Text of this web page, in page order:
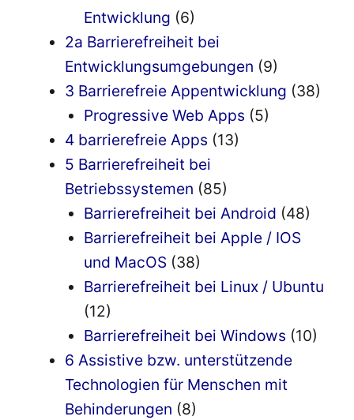
Entwicklung (6)
2a Barrierefreiheit bei
Entwicklungsumgebungen (9)
3 Barrierefreie Appentwicklung (38)
Progressive Web Apps (5)
4 barrierefreie Apps (13)
5 Barrierefreiheit bei
Betriebssystemen (85)
Barrierefreiheit bei Android (48)
Barrierefreiheit bei Apple / IOS
und MacOS (38)
Barrierefreiheit bei Linux / Ubuntu
(12)
Barrierefreiheit bei Windows (10)
6 Assistive bzw. unterstützende
Technologien für Menschen mit
Behinderungen (8)